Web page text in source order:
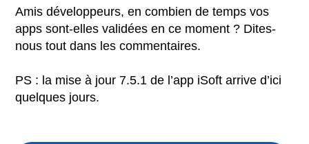
Amis développeurs, en combien de temps vos
apps sont-elles validées en ce moment ? Dites-
nous tout dans les commentaires.
PS : la mise à jour 7.5.1 de l’app iSoft arrive d’ici
quelques jours.